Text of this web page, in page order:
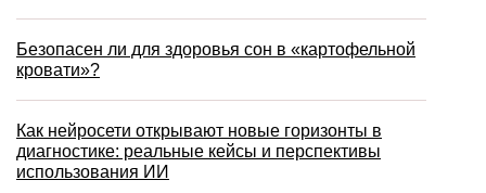
Безопасен ли для здоровья сон в «картофельной
кровати»?
Как нейросети открывают новые горизонты в
диагностике: реальные кейсы и перспективы
использования ИИ